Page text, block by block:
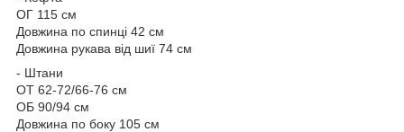
ОГ 115 см
Довжина по спинці 42 см
Довжина рукава від шиї 74 см
- Штани
ОТ 62-72/66-76 см
ОБ 90/94 см
Довжина по боку 105 см